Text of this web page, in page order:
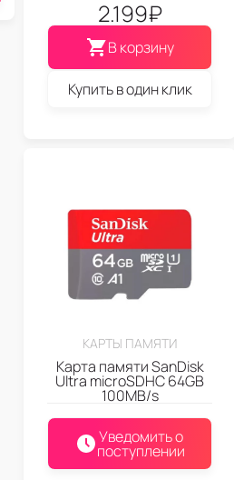
2.199₽
В корзину
Купить в один клик
КАРТЫ ПАМЯТИ
Карта памяти SanDisk
Ultra microSDHC 64GB
100MB/s
Уведомить о
поступлении